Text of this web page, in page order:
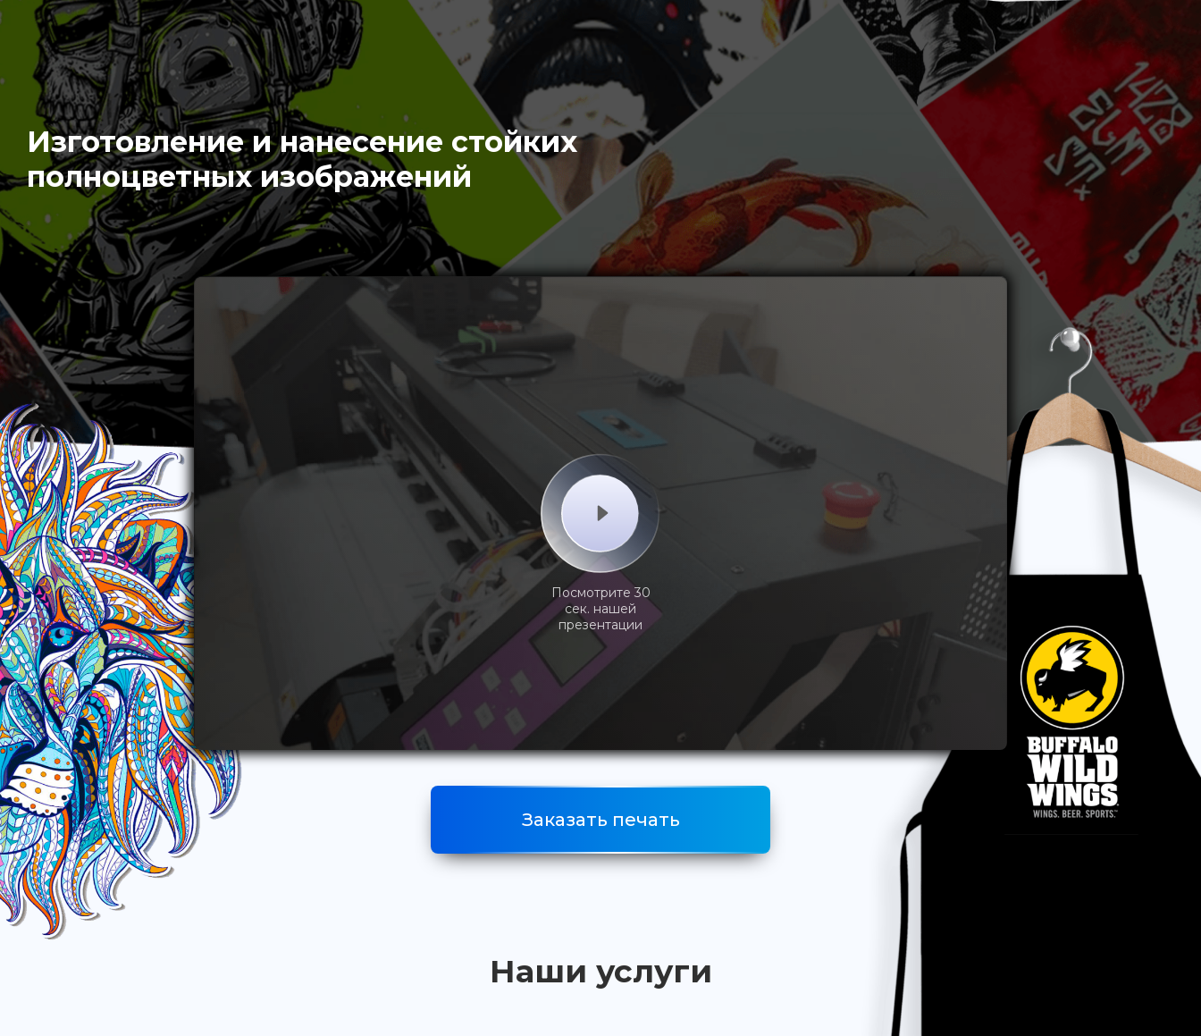
Изготовление и нанесение стойких
полноцветных изображений
Посмотрите 30
сек. нашей
презентации
Заказать печать
Наши услуги